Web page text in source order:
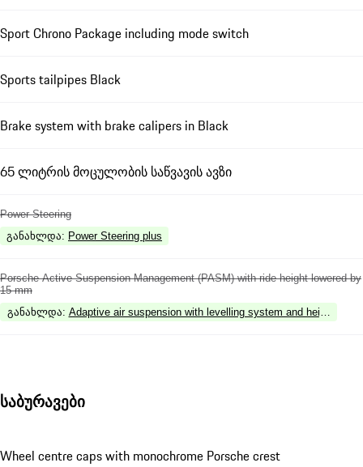
Sport Chrono Package including mode switch
Sports tailpipes Black
Brake system with brake calipers in Black
65 ლიტრის მოცულობის საწვავის ავზი
Power Steering
განახლდა: Power Steering plus
Porsche Active Suspension Management (PASM) with ride height lowered by
15 mm
განახლდა: Adaptive air suspension with levelling system and height
საბურავები
Wheel centre caps with monochrome Porsche crest